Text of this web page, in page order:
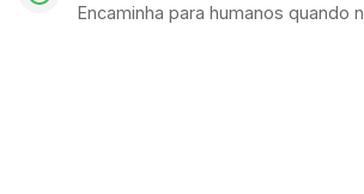
Encaminha para humanos quando